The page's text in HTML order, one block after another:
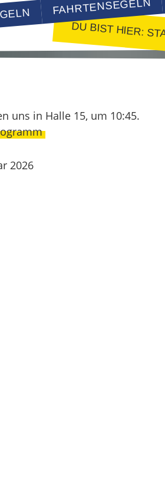
FAHRTENSEGELN
DU BIST HIER:
uns in Halle 15, um 10:45.
2026